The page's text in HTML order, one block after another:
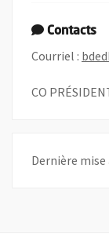
Contacts
Courriel :
CO
Dernière mise